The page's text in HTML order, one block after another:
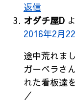
返信
オダチ屋D
2016年2月
途中荒れま
ガーベラさ
れた看板達
／